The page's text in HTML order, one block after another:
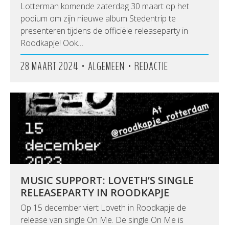
Lotterman komende zaterdag 30 maart op het
podium om zijn nieuwe album Stedentrip te
presenteren tijdens de officiële releaseparty in
Roodkapje! Ook…
28 MAART 2024 • ALGEMEEN • REDACTIE
MUSIC SUPPORT: LOVETH’S SINGLE
RELEASEPARTY IN ROODKAPJE
Op 15 december viert Loveth in Roodkapje de
release van single On Me. De single On Me is